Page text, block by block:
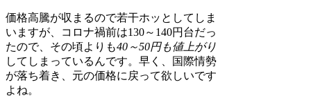
価格高騰が収まるので若干ホッとしてしま
いますが、コロナ禍前は130～140円台だっ
たので、その頃よりも40～50円も値上がり
してしまっているんです。早く、国際情勢
が落ち着き、元の価格に戻って欲しいです
よね。